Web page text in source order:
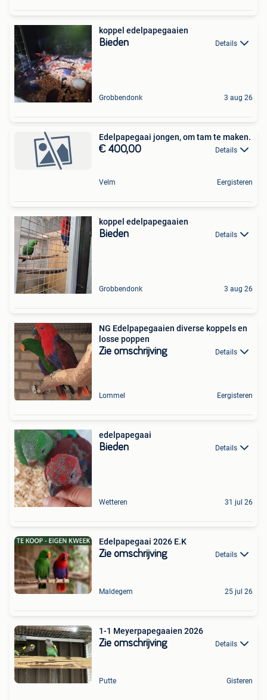
koppel edelpapegaaien
Bieden Details
Grobbendonk 3 aug 26
Edelpapegaai jongen, om tam te maken.
€ 400,00 Details
Velm Eergisteren
koppel edelpapegaaien
Bieden Details
Grobbendonk 3 aug 26
NG Edelpapegaaien diverse koppels en
losse poppen
Zie omschrijving Details
Lommel Eergisteren
edelpapegaai
Bieden Details
Wetteren 31 jul 26
Edelpapegaai 2026 E.K
Zie omschrijving Details
Maldegem 25 jul 26
1-1 Meyerpapegaaien 2026
Zie omschrijving Details
Putte Gisteren